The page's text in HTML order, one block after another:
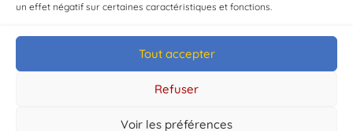
un effet négatif sur certaines caractéristiques et fonctions.
Tout accepter
Refuser
Voir les préférences
© Mairie de Chaource [2004-2024] | Tous droits réservés.
Developed byWEB3-DESIGN